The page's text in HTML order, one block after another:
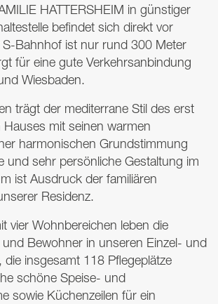
HATTERSHEIM in günstiger
befindet sich direkt vor
S-Bahnhof ist nur rund 300 Meter
für eine gute Verkehrsanbindung
Wiesbaden.
trägt der mediterrane Stil des erst
mit seinen warmen
harmonischen Grundstimmung
und sehr persönliche Gestaltung im
ist Ausdruck der familiären
Residenz.
vier Wohnbereichen leben die
Bewohner in unseren Einzel- und
die insgesamt 118 Pflegeplätze
schöne Speise- und
sowie Küchenzeilen für ein